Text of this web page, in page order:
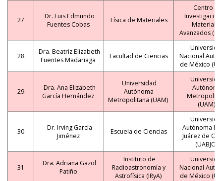
27
Dr. Luis Edmundo
Fuentes Cobas
Física de Materiales
Centro de
Materiales
Avanzados
28
Dra. Beatriz Elizabeth
Fuentes Madariaga
Facultad de Ciencias
Nacional
de México
29
Dra. Ana Elizabeth
García Hernández
Universidad
Autónoma
Metropolitana (UAM)
Autónoma
(UAM)
30
Dr. Irving García
Jiménez
Escuela de Ciencias
Autónoma
Juárez de
(UABJO)
31
Dra. Adriana Gazol
Patiño
Instituto de
Radioastronomía y
Astrofísica (IRyA)
Nacional
de México